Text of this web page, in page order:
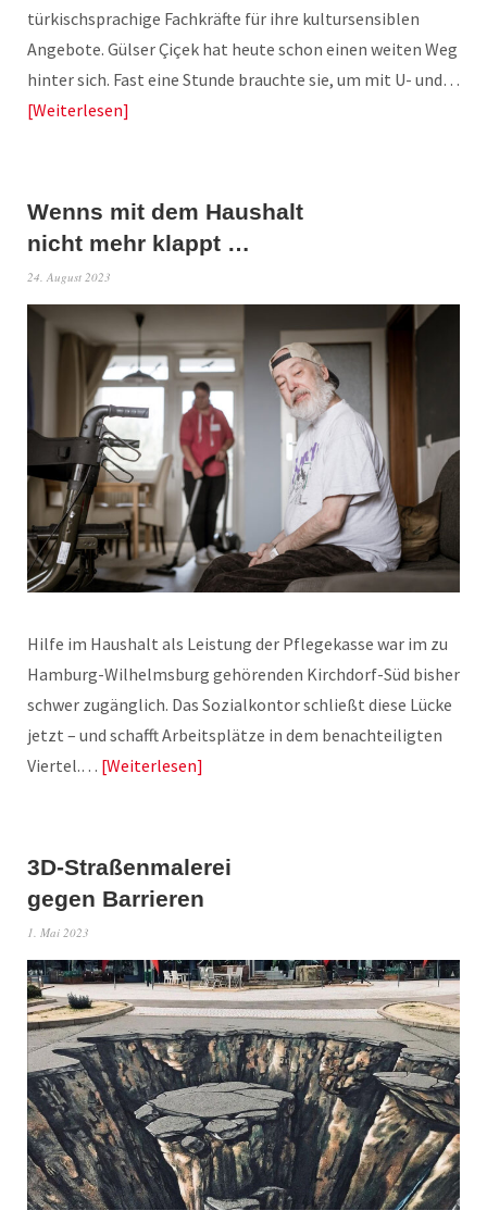
türkischsprachige Fachkräfte für ihre kultursensiblen
Angebote. Gülser Çiçek hat heute schon einen weiten Weg
hinter sich. Fast eine Stunde brauchte sie, um mit U- und…
Weiterlesen
Wenns mit dem Haushalt
nicht mehr klappt …
24. August 2023
Hilfe im Haushalt als Leistung der Pflegekasse war im zu
Hamburg-Wilhelmsburg gehörenden Kirchdorf-Süd bisher
schwer zugänglich. Das Sozialkontor schließt diese Lücke
jetzt – und schafft Arbeitsplätze in dem benachteiligten
Viertel.… Weiterlesen
3D-Straßenmalerei
gegen Barrieren
1. Mai 2023